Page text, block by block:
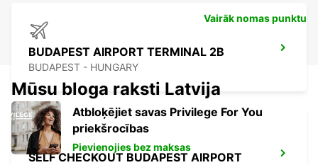
BUDAPEST AIRPORT TERMINAL 2B
BUDAPEST - HUNGARY
SELF CHECKOUT BUDAPEST AIRPORT
Vairāk nomas punktu
Mūsu bloga raksti Latvija
Atbloķējiet savas Privilege For You
priekšrocības
Pievienojies bez maksas